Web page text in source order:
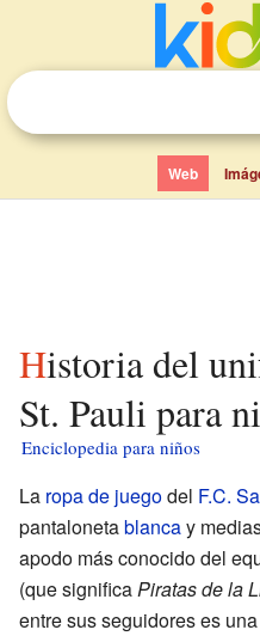
Web
Historia del uniforme del F.C.
St. Pauli para
Enciclopedia para niños
La ropa de juegodel F.C.
pantalonetablancay
apodo más conocido del
(que significaPiratas de la
entre sus seguidores es